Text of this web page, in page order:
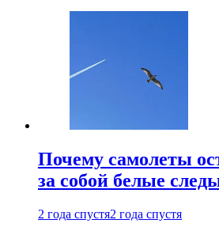
Почему самолеты
за собой белые
2 года спустя2 года спустя